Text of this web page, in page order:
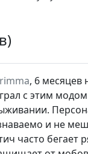
, 6 месяцев
с этим
и не
часто бегает